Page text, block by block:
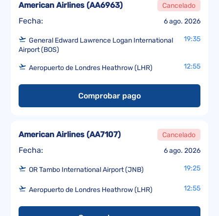
Fecha: 6 ago. 2026
American Airlines (AA6963) Cancelado
General Edward Lawrence Logan International
Airport (BOS)
19:35
Aeropuerto de Londres Heathrow (LHR) 12:55
Comprobar pago
Fecha: 6 ago. 2026
American Airlines (AA7107) Cancelado
OR Tambo International Airport (JNB) 19:25
Aeropuerto de Londres Heathrow (LHR) 12:55